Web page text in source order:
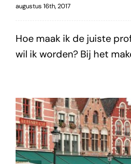
augustus 16th, 2017
Hoe maak ik de juiste
wil ik worden? Bij het